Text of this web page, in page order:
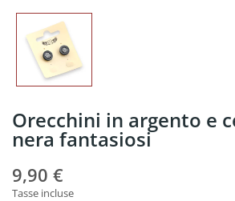
Orecchini in argento e
nera fantasiosi
9,90 €
Tasse incluse